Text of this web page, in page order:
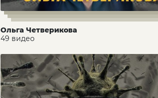
Ольга Четверикова
49 видео